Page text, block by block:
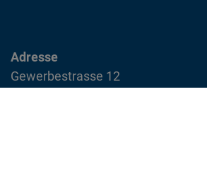
Adresse
Gewerbestrasse 12